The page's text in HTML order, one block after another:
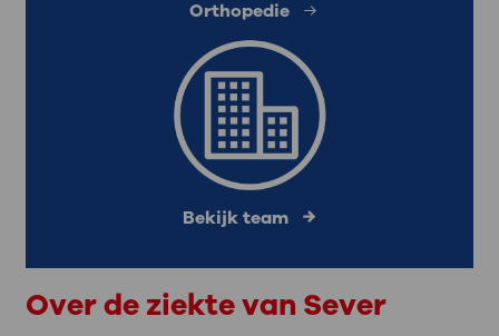
Orthopedie
Bekijk team
Over de ziekte van Sever